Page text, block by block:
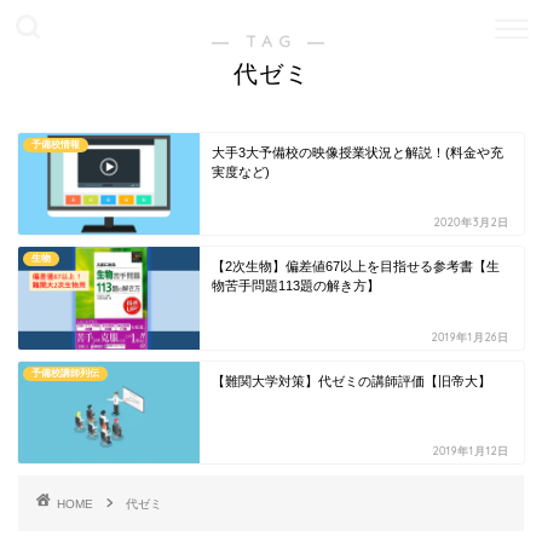
― TAG ―
代ゼミ
予備校情報
大手3大予備校の映像授業状況と解説！(料金や充
実度など)
2020年3月2日
生物
【2次生物】偏差値67以上を目指せる参考書【生
物苦手問題113題の解き方】
2019年1月26日
予備校講師列伝
【難関大学対策】代ゼミの講師評価【旧帝大】
2019年1月12日
HOME 代ゼミ